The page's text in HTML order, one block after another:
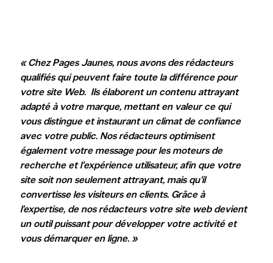
« Chez Pages Jaunes, nous avons des rédacteurs
qualifiés qui peuvent faire toute la différence pour
votre site Web.  Ils élaborent un contenu attrayant
adapté à votre marque, mettant en valeur ce qui
vous distingue et instaurant un climat de confiance
avec votre public. Nos rédacteurs optimisent
également votre message pour les moteurs de
recherche et l'expérience utilisateur, afin que votre
site soit non seulement attrayant, mais qu'il
convertisse les visiteurs en clients. Grâce à
l’expertise, de nos rédacteurs votre site web devient
un outil puissant pour développer votre activité et
vous démarquer en ligne. »